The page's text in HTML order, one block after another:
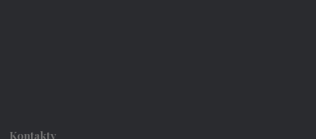
Kontakty